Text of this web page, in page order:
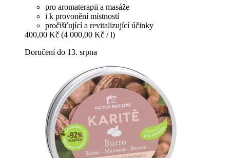
pro aromaterapii a masáže
i k provonění místností
pročišťující a revitalizující účinky
400,00 Kč (4 000,00 Kč / l)
Doručení do 13. srpna